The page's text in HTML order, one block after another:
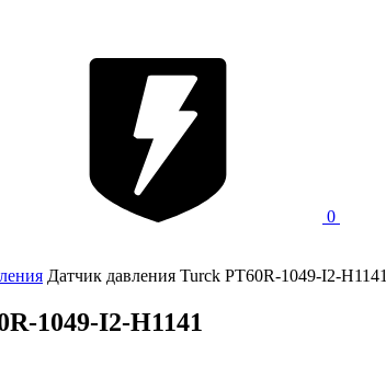
0
Датчик давления Turck PT60R-1049-I2-H1141
1049-I2-H1141